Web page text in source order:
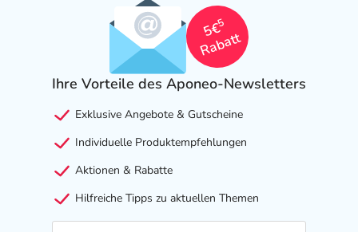
5€
5
Rabatt
Ihre Vorteile des Aponeo-Newsletters
Exklusive Angebote & Gutscheine
Individuelle Produktempfehlungen
Aktionen & Rabatte
Hilfreiche Tipps zu aktuellen Themen